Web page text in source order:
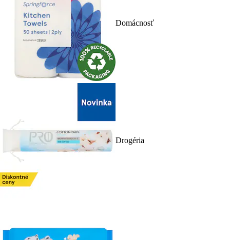
Domácnosť
Drogéria